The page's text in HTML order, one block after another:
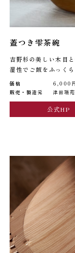
蓋つき雫茶碗
吉野杉の美しい木目
湿性でご飯をふっくら
価格
6,000円
販売・製造元
津田瑞苑
公式HP